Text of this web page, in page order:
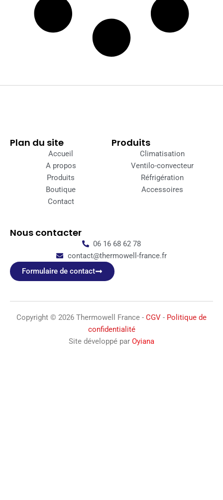
Plan du site
Accueil
A propos
Produits
Boutique
Contact
Produits
Climatisation
Ventilo-convecteur
Réfrigération
Accessoires
Nous contacter
06 16 68 62 78
contact@thermowell-france.fr
Formulaire de contact
Copyright © 2026 Thermowell France - CGV - Politique de
confidentialité
Site développé par Oyiana